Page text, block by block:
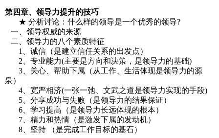
第四章、领导力提升的技巧
★ 分析讨论：什么样的领导是一个优秀的领导?
一、领导权威的来源
二、领导力的八个素质特征
1、诚信（是建立信任关系的出发点）
2、专业能力(主要是方向和决策，是领导力的基础)
3、关心、帮助下属（从工作、生活体现是领导力的源
泉）
4、宽严相济(一张一弛、文武之道是领导力实现的手段)
5、分享成功与失败（是领导力的结果保证）
6、学习提高（是领导力长远体现的根本）
7、精力和热情（是激发下属的发动机）
8、坚持 （是完成工作目标的基石）